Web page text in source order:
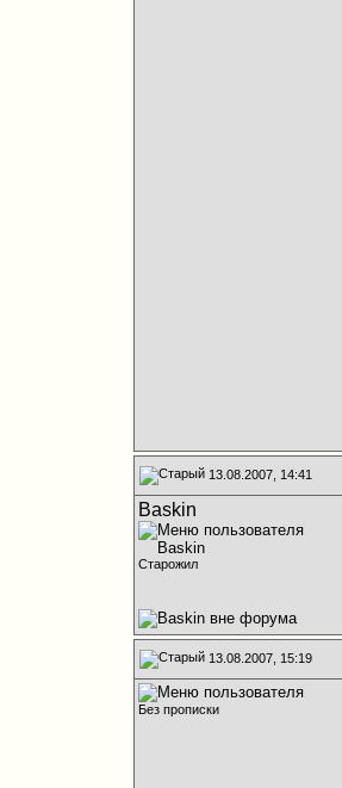
13.08.2007, 14:41
Baskin
Старожил
13.08.2007, 15:19
Без прописки